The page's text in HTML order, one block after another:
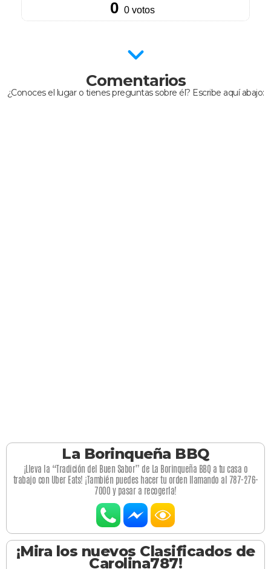
Comentarios
¿Conoces el lugar o tienes preguntas sobre él? Escribe aquí abajo:
La Borinqueña BBQ
¡Lleva la “Tradición del Buen Sabor” de La Borinqueña BBQ a tu casa o
trabajo con Uber Eats! ¡También puedes hacer tu orden llamando al 787-276-
7000 y pasar a recogerla!
¡Mira los nuevos Clasificados de
Carolina787!